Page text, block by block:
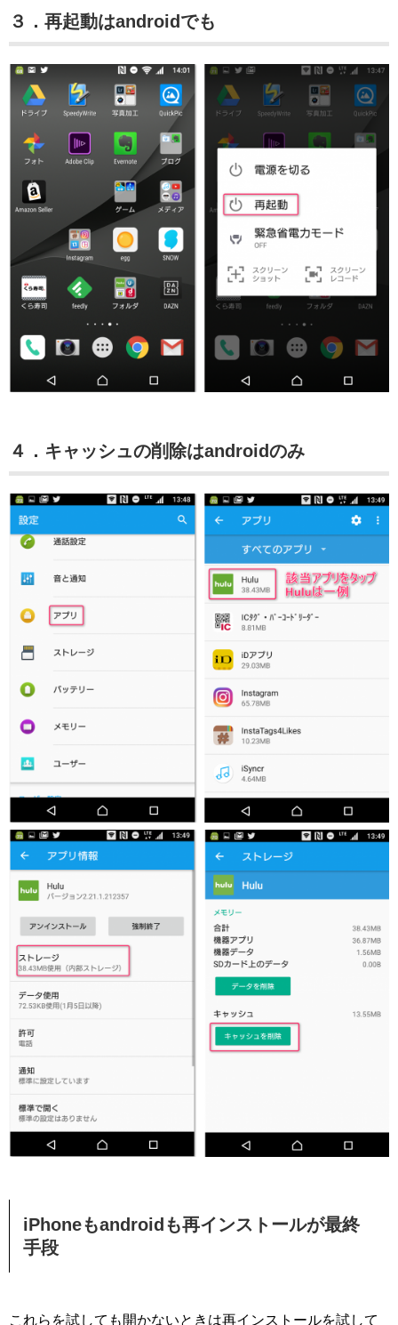
３．再起動はandroidでも
４．キャッシュの削除はandroidのみ
iPhoneもandroidも再インストールが最終
手段
これらを試しても開かないときは再インストールを試して